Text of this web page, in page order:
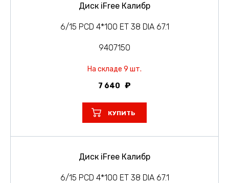
Диск iFree Калибр
6/15 PCD 4*100 ET 38 DIA 67.1
9407150
На складе 9 шт.
7 640
КУПИТЬ
Диск iFree Калибр
6/15 PCD 4*100 ET 38 DIA 67.1